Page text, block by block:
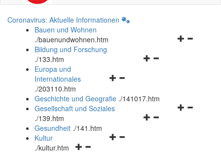
Coronavirus: Aktuelle Informationen
Bauen und Wohnen
./bauenundwohnen.htm
Navigationsmenü
Bildung und Forschung
./133.htm
Navigationsmenü
und
schließen
Europa und
Internationales
./203110.htm
Geschichte und Geografie ./141017.htm
Navigationsmenü
Gesellschaft und Soziales
./139.htm
Navigationsmenü
Gesundheit ./141.htm
Navigationsmenü
Kultur
./kultur.htm